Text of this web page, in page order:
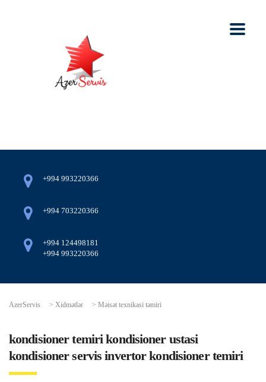
+994 993220366
+994 703220366
+994 124498181
+994 993220366
AzerServis > Xidmətlər > Məisət texnikasi təmiri
kondisioner temiri kondisioner ustasi
kondisioner servis invertor kondisioner temiri